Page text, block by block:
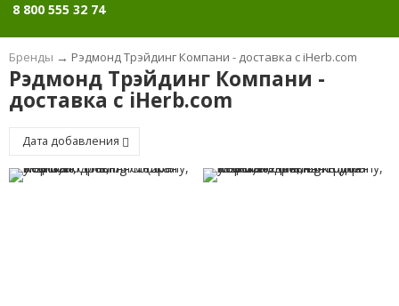
8 800 555 32 74
Бренды → Рэдмонд Трэйдинг Компани - доставка с iHerb.com
Рэдмонд Трэйдинг Компани -
доставка с iHerb.com
Дата добавления